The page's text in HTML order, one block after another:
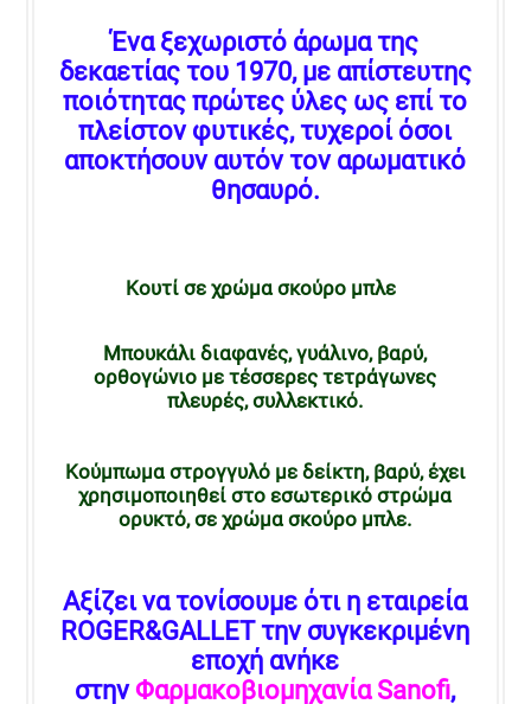
Ένα ξεχωριστό άρωμα της
δεκαετίας του 1970, με απίστευτης
ποιότητας πρώτες ύλες ως επί το
πλείστον φυτικές, τυχεροί όσοι
αποκτήσουν αυτόν τον αρωματικό
θησαυρό.
Κουτί σε χρώμα σκούρο μπλε
Μπουκάλι διαφανές, γυάλινο, βαρύ,
ορθογώνιο με τέσσερες τετράγωνες
πλευρές, συλλεκτικό.
Κούμπωμα στρογγυλό με δείκτη, βαρύ, έχει
χρησιμοποιηθεί στο εσωτερικό στρώμα
ορυκτό, σε χρώμα σκούρο μπλε.
Αξίζει να τονίσουμε ότι η εταιρεία
ROGER&GALLET την συγκεκριμένη
εποχή ανήκε
στηνΦαρμακοβιομηχανία Sanofi,